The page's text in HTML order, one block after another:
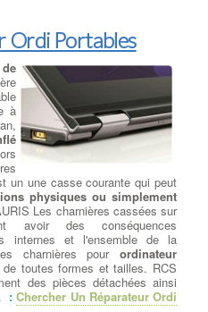
Ordi Portables
à
un une casse courante qui peut
physiques ou simplement
Les charnières cassées sur
avoir des conséquences
internes et l'ensemble de la
charnières pour ordinateur
toutes formes et tailles. RCS
des pièces détachées ainsi
:Chercher Un Réparateur Ordi